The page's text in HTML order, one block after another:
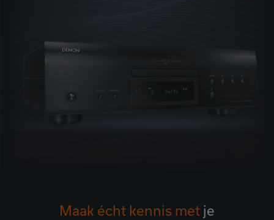
Maak écht kennis met je